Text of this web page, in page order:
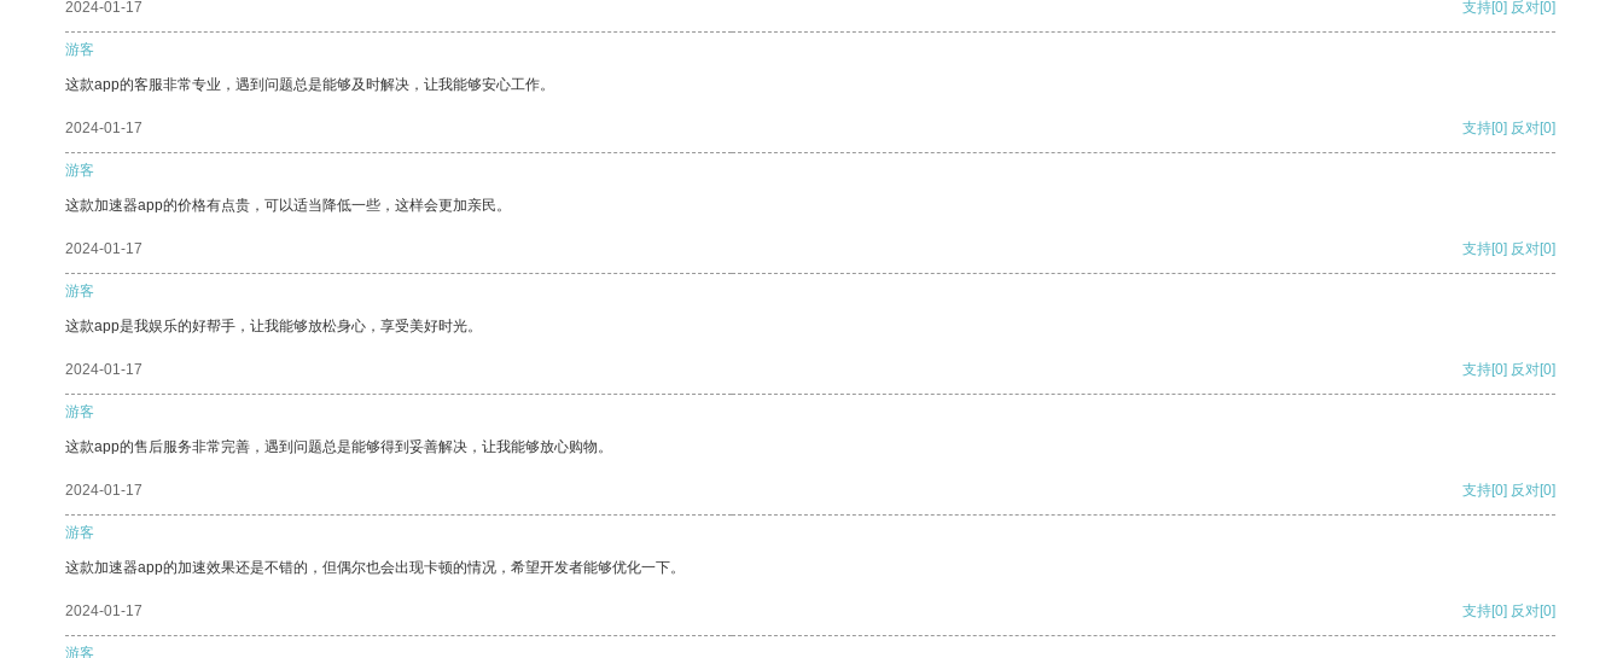
2024-01-17 支持[0] 反对[0]
游客
这款app的客服非常专业，遇到问题总是能够及时解决，让我能够安心工作。
2024-01-17 支持[0] 反对[0]
游客
这款加速器app的价格有点贵，可以适当降低一些，这样会更加亲民。
2024-01-17 支持[0] 反对[0]
游客
这款app是我娱乐的好帮手，让我能够放松身心，享受美好时光。
2024-01-17 支持[0] 反对[0]
游客
这款app的售后服务非常完善，遇到问题总是能够得到妥善解决，让我能够放心购物。
2024-01-17 支持[0] 反对[0]
游客
这款加速器app的加速效果还是不错的，但偶尔也会出现卡顿的情况，希望开发者能够优化一下。
2024-01-17 支持[0] 反对[0]
游客